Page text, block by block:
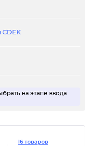
CDEK
на этапе ввода
16 товаров